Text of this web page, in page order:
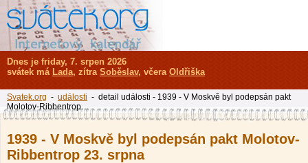
1939 - V Moskvě byl podepsán pakt Molotov-
Ribbentrop 23. srpna
Dnes je friday, 7. srpen 2026
svátek má Lada, zítra Soběslav, včera Oldřiška
Svatek.org - události - detail události - 1939 - V Moskvě byl podepsán pakt
Molotov-Ribbentrop…